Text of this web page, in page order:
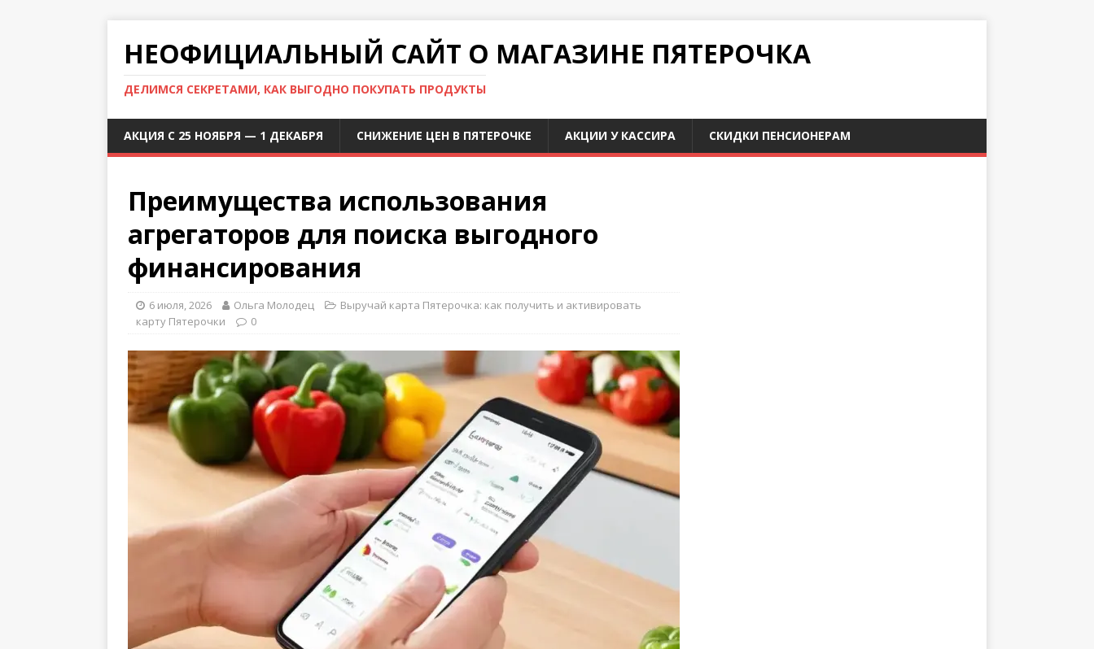
НЕОФИЦИАЛЬНЫЙ САЙТ О МАГАЗИНЕ ПЯТЕРОЧКА
ДЕЛИМСЯ СЕКРЕТАМИ, КАК ВЫГОДНО ПОКУПАТЬ ПРОДУКТЫ
АКЦИЯ С 25 НОЯБРЯ — 1 ДЕКАБРЯ СНИЖЕНИЕ ЦЕН В ПЯТЕРОЧКЕ АКЦИИ У КАССИРА СКИДКИ ПЕНСИОНЕРАМ
Преимущества использования
агрегаторов для поиска выгодного
финансирования
6 июля, 2026 Ольга Молодец
Выручай карта Пятерочка: как получить и активировать
карту Пятерочки
0